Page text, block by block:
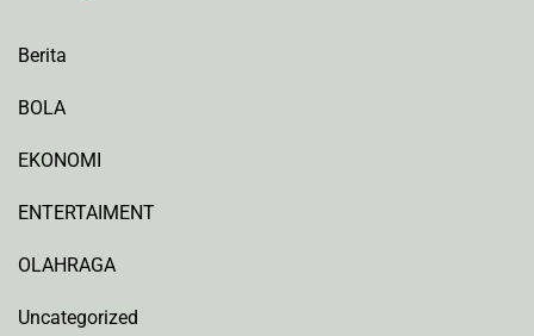
Berita
BOLA
EKONOMI
ENTERTAIMENT
OLAHRAGA
Uncategorized